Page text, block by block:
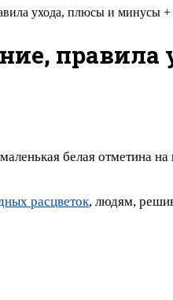
ухода, плюсы и минусы
белая отметина
расцветок, людям,